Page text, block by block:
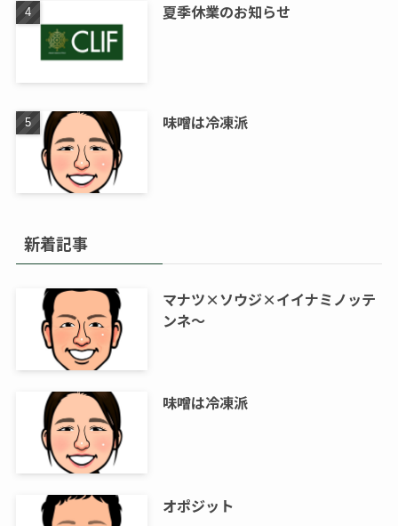
夏季休業のお知らせ
味噌は冷凍派
新着記事
マナツ×ソウジ×イイナミノッテ
ンネ～
味噌は冷凍派
オポジット